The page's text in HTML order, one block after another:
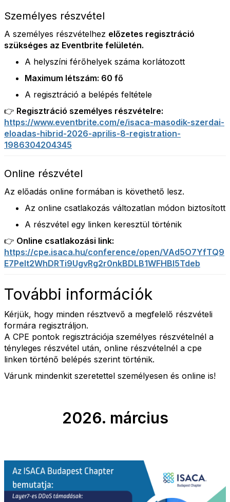
Személyes részvétel
A személyes részvételhez előzetes regisztráció
szükséges az Eventbrite felületén.
A helyszíni férőhelyek száma korlátozott
Maximum létszám: 60 fő
A regisztráció a belépés feltétele
👉 Regisztráció személyes részvételre:
https://www.eventbrite.com/e/isaca-masodik-szerdai-
eloadas-hibrid-2026-aprilis-8-registration-
1986304204345
Online részvétel
Az előadás online formában is követhető lesz.
Az online csatlakozás változatlan módon biztosított
A részvétel egy linken keresztül történik
👉 Online csatlakozási link:
https://cpe.isaca.hu/conference/open/VAd5O7YfTQ9
E7PeIt2WhDRTi9UgvRg2r0nkBDLB1WFHBl5Tdeb
További információk
Kérjük, hogy minden résztvevő a megfelelő részvételi
formára regisztráljon.
A CPE pontok regisztrációja személyes részvételnél a
tényleges részvétel után, online részvételnél a cpe
linken történő belépés szerint történik.
Várunk mindenkit szeretettel személyesen és online is!
2026. március